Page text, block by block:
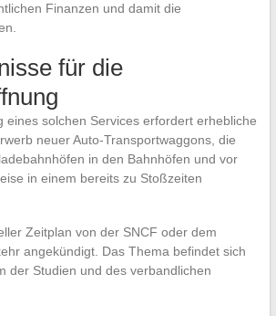
Finanzen und damit die
für die
eines solchen Services erfordert erhebliche
neuer Auto-Transportwaggons, die
in den Bahnhöfen und vor
in einem bereits zu Stoßzeiten
Zeitplan von der SNCF oder dem
angekündigt. Das Thema befindet sich
der Studien und des verbandlichen